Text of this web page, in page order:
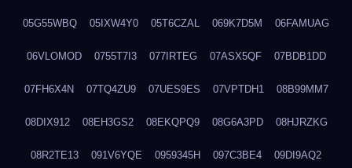
05G55WBQ 05IXW4Y0 05T6CZAL 069K7D5M 06FAMUAG
06VLOMOD 0755T7I3 077IRTEG 07ASX5QF 07BDB1DD
07FH6X4N 07TQ4ZU9 07UES9ES 07VPTDH1 08B99MM7
08DIX912 08EH3GS2 08EKQPQ9 08G6A3PD 08HJRZKG
08R2TE13 091V6YQE 0959345H 097C3BE4 09DI9AQ2